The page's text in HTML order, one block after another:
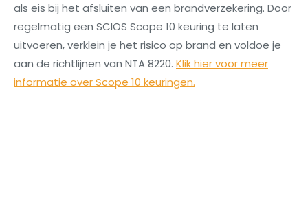
als eis bij het afsluiten van een brandverzekering. Door
regelmatig een SCIOS Scope 10 keuring te laten
uitvoeren, verklein je het risico op brand en voldoe je
aan de richtlijnen van NTA 8220. Klik hier voor meer
informatie over Scope 10 keuringen.